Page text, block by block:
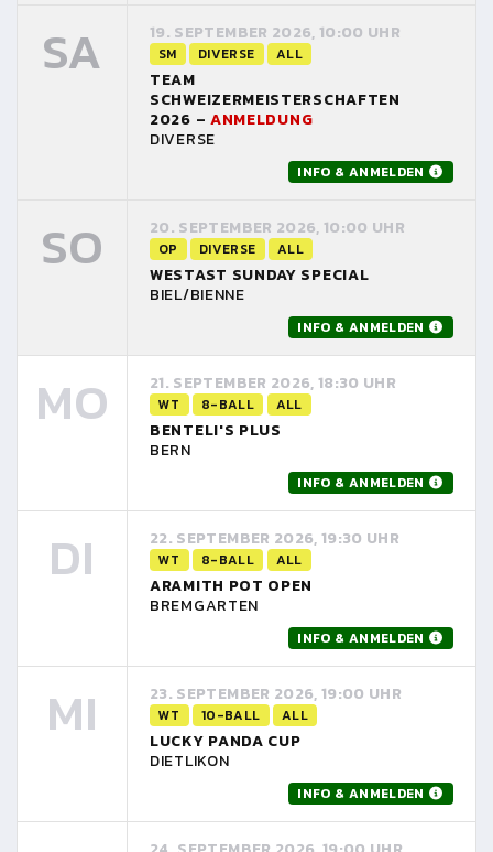
SA 19. SEPTEMBER 2026, 10:00 UHR
SM DIVERSE ALL
TEAM
SCHWEIZERMEISTERSCHAFTEN
2026 – ANMELDUNG
DIVERSE
INFO & ANMELDEN
SO 20. SEPTEMBER 2026, 10:00 UHR
OP DIVERSE ALL
WESTAST SUNDAY SPECIAL
BIEL/BIENNE
INFO & ANMELDEN
MO 21. SEPTEMBER 2026, 18:30 UHR
WT 8-BALL ALL
BENTELI'S PLUS
BERN
INFO & ANMELDEN
DI 22. SEPTEMBER 2026, 19:30 UHR
WT 8-BALL ALL
ARAMITH POT OPEN
BREMGARTEN
INFO & ANMELDEN
MI 23. SEPTEMBER 2026, 19:00 UHR
WT 10-BALL ALL
LUCKY PANDA CUP
DIETLIKON
INFO & ANMELDEN